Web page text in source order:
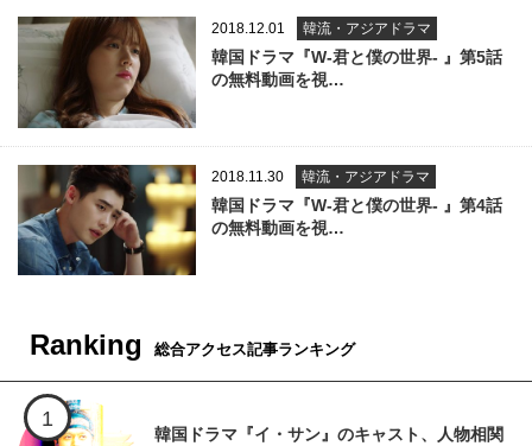
2018.12.01 韓流・アジアドラマ
韓国ドラマ『W-君と僕の世界- 』第5話
の無料動画を視…
2018.11.30 韓流・アジアドラマ
韓国ドラマ『W-君と僕の世界- 』第4話
の無料動画を視…
Ranking 総合アクセス記事ランキング
韓国ドラマ『イ・サン』のキャスト、人物相関